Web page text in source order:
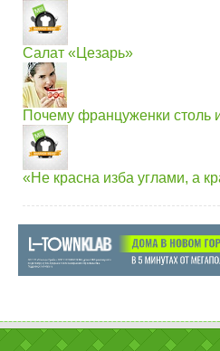
Салат «Цезарь»
Почему француженки столь
«Не красна изба углами, а